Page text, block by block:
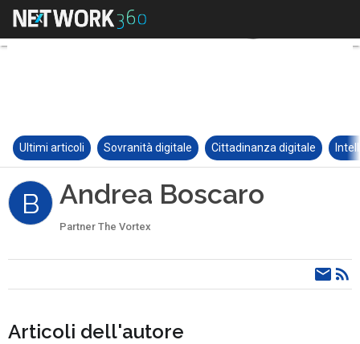
Ultimi articoli Sovranità digitale Cittadinanza digitale
B Andrea Boscaro
Partner The Vortex
Articoli dell'autore